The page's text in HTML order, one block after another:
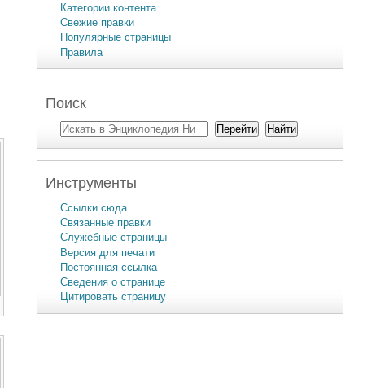
Категории контента
Свежие правки
Популярные страницы
Правила
Поиск
Инструменты
Ссылки сюда
Связанные правки
Служебные страницы
Версия для печати
Постоянная ссылка
Сведения о странице
Цитировать страницу